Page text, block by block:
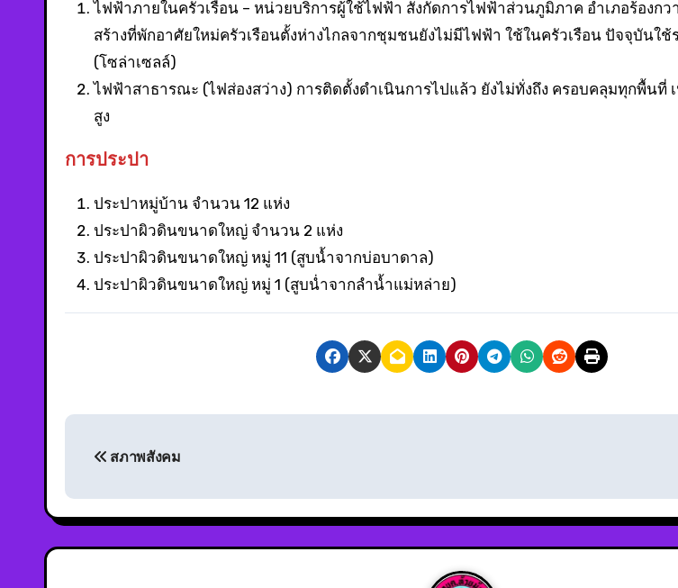
ไฟฟ้าภายในครัวเรือน – หน่วยบริการผู้ใช้ไฟฟ้า สังกัดการไฟฟ้าส่วนภูมิภาค อำเภอร้องกว
สร้างที่พักอาศัยใหม่ครัวเรือนตั้งห่างไกลจากชุมชนยังไม่มีไฟฟ้า ใช้ในครัวเรือน ปัจจุบันใช้
(โซล่าเซลล์)
ไฟฟ้าสาธารณะ (ไฟส่องสว่าง) การติดตั้งดำเนินการไปแล้ว ยังไม่ทั่งถึง ครอบคลุมทุกพื้นที่
สูง
การประปา
ประปาหมู่บ้าน จำนวน 12 แห่ง
ประปาผิวดินขนาดใหญ่ จำนวน 2 แห่ง
ประปาผิวดินขนาดใหญ่ หมู่ 11 (สูบน้ำจากบ่อบาดาล)
ประปาผิวดินขนาดใหญ่ หมู่ 1 (สูบน่ำจากลำน้ำแม่หล่าย)
สภาพสังคม